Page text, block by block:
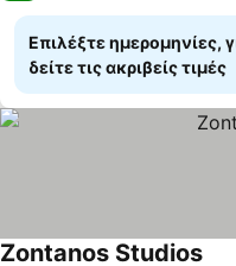
Επιλέξτε ημερομηνίες,
δείτε τις ακριβείς τιμές
Zontanos Studios